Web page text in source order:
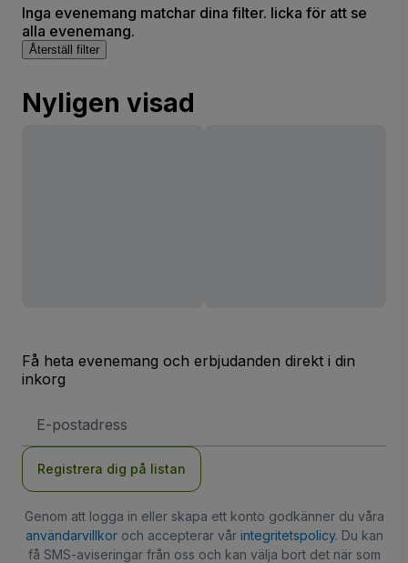
Inga evenemang matchar dina filter. licka för att se
alla evenemang.
Återställ filter
Nyligen visad
Få heta evenemang och erbjudanden direkt i din
inkorg
postadress
Registrera dig på listan
Genom att logga in eller skapa ett konto godkänner du våra
användarvillkoroch accepterar vår integritetspolicy. Du kan
få SMS-aviseringar från oss och kan välja bort det när som